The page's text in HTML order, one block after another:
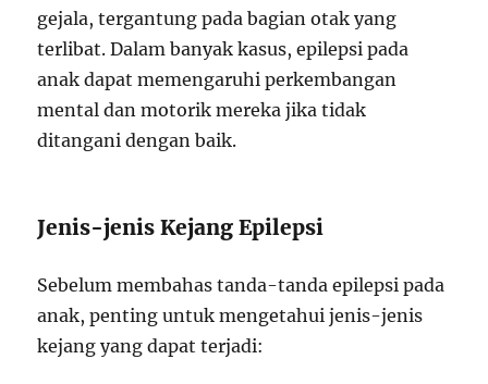
gejala, tergantung pada bagian otak yang
terlibat. Dalam banyak kasus, epilepsi pada
anak dapat memengaruhi perkembangan
mental dan motorik mereka jika tidak
ditangani dengan baik.
Jenis-jenis Kejang Epilepsi
Sebelum membahas tanda-tanda epilepsi pada
anak, penting untuk mengetahui jenis-jenis
kejang yang dapat terjadi: